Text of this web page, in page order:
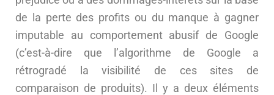
de la perte des profits ou du manque à gagner
imputable au comportement abusif de Google
(c’est-à-dire que l’algorithme de Google a
rétrogradé la visibilité de ces sites de
comparaison de produits). Il y a deux éléments